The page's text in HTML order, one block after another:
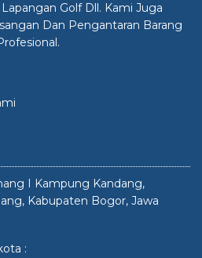
Golf Dll. Kami Juga
Dan Pengantaran Barang
I Kampung Kandang,
Kabupaten Bogor, Jawa
: